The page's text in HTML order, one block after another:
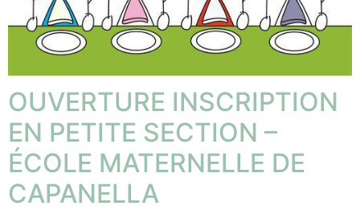
OUVERTURE INSCRIPTION
EN PETITE SECTION –
ÉCOLE MATERNELLE DE
CAPANELLA